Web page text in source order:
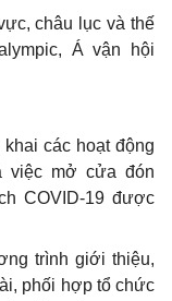
châu lục và thế
Á vận hội
các hoạt động
việc mở cửa đón
COVID-19 được
trình giới thiệu,
phối hợp tổ chức